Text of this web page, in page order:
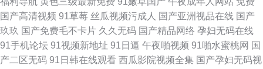
国产高清视频 91草莓 丝瓜视频污成人 国产亚洲视品在线 国产
玖玖 国产免费毛不卡片 久久无码 国产精品网络 孕妇无码在线
91手机论坛 91视频新地址 91日逼 午夜啪视频 91啪水蜜桃网 国
产二区无码 91日韩在线观看 西瓜影院视频全集 国产孕妇无码视